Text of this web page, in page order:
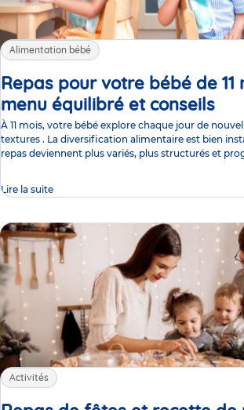
Alimentation bébé
Repas pour votre bébé de 11
menu équilibré et conseils
À 11 mois, votre bébé explore chaque jour de
textures . La diversification alimentaire est bien
repas deviennent plus variés, plus structurés et
Lire la suite
Activités